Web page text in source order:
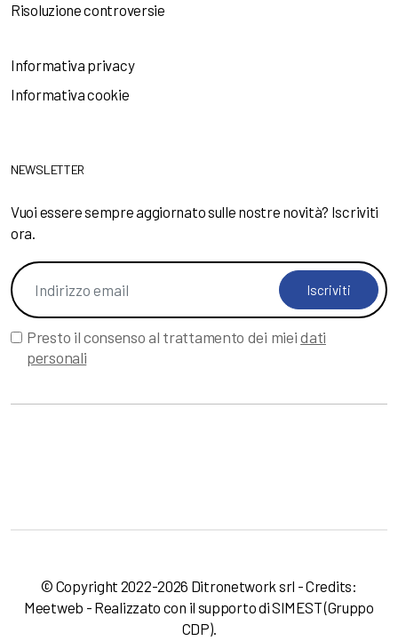
Risoluzione controversie
Informativa privacy
Informativa cookie
NEWSLETTER
Vuoi essere sempre aggiornato sulle nostre novità? Iscriviti
ora.
Iscriviti
Presto il consenso al trattamento dei mieidati
personali
© Copyright 2022-2026 Ditronetwork srl - Credits:
Meetweb - Realizzato con il supporto diSIMEST(Gruppo
CDP).